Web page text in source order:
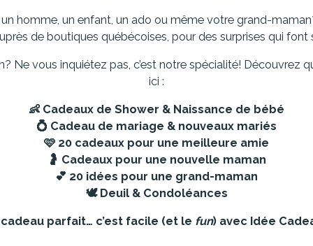
homme, un enfant, un ado ou même votre grand-
de boutiques québécoises, pour des surprises qui font
Ne vous inquiétez pas, c’est notre spécialité!
ici :
👶 Cadeaux de Shower & Naissance de bébé
💍 Cadeau de mariage & nouveaux mariés
🩷 20 cadeaux pour une meilleure amie
🤰 Cadeaux pour une nouvelle maman
💕 20 idées pour une grand-maman
🕊️ Deuil & Condoléances
parfait… c’est facile (et le fun) avec Idée